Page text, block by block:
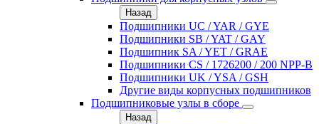
Назад
Подшипники UC / YAR / GYE
Подшипники SB / YAT / GAY
Подшипник SA / YET / GRAE
Подшипники CS / 1726200 / 200 NPP-B
Подшипники UK / YSA / GSH
Другие виды корпусных подшипников
Подшипниковые узлы в сборе
Назад